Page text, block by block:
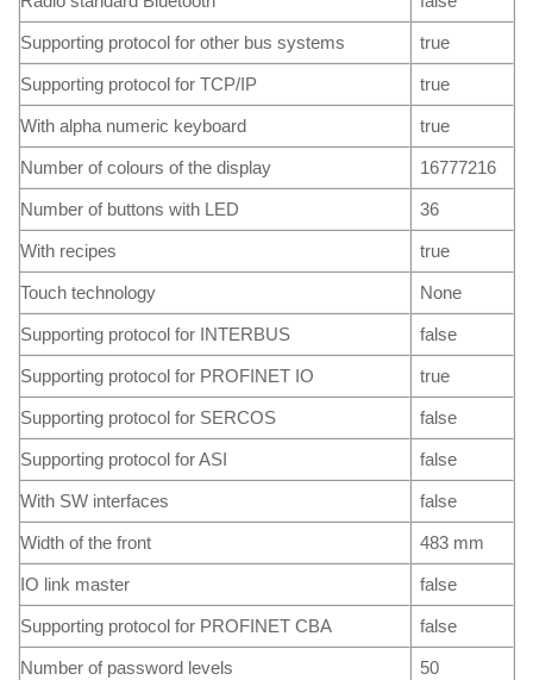
Supporting protocol for other bus systems true
Supporting protocol for TCP/IP true
With alpha numeric keyboard true
Number of colours of the display 16777216
Number of buttons with LED 36
With recipes true
Touch technology None
Supporting protocol for INTERBUS false
Supporting protocol for PROFINET IO true
Supporting protocol for SERCOS false
Supporting protocol for ASI false
With SW interfaces false
Width of the front 483 mm
IO link master false
Supporting protocol for PROFINET CBA false
Number of password levels 50